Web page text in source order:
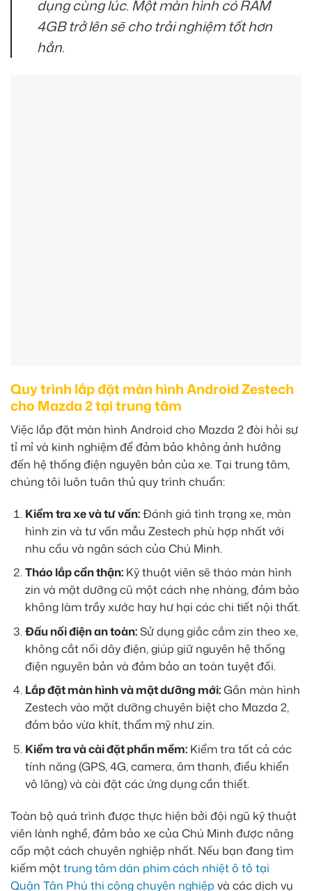
dụng cùng lúc. Một màn hình có RAM
4GB trở lên sẽ cho trải nghiệm tốt hơn
hẳn.
Quy trình lắp đặt màn hình Android Zestech
cho Mazda 2 tại trung tâm
Việc lắp đặt màn hình Android cho Mazda 2 đòi hỏi sự
tỉ mỉ và kinh nghiệm để đảm bảo không ảnh hưởng
đến hệ thống điện nguyên bản của xe. Tại trung tâm,
chúng tôi luôn tuân thủ quy trình chuẩn:
Kiểm tra xe và tư vấn:Đánh giá tình trạng xe, màn
hình zin và tư vấn mẫu Zestech phù hợp nhất với
nhu cầu và ngân sách của Chú Minh.
Tháo lắp cẩn thận:Kỹ thuật viên sẽ tháo màn hình
zin và mặt dưỡng cũ một cách nhẹ nhàng, đảm bảo
không làm trầy xước hay hư hại các chi tiết nội thất.
Đấu nối điện an toàn:Sử dụng giắc cắm zin theo xe,
không cắt nối dây điện, giúp giữ nguyên hệ thống
điện nguyên bản và đảm bảo an toàn tuyệt đối.
Lắp đặt màn hình và mặt dưỡng mới:Gắn màn hình
Zestech vào mặt dưỡng chuyên biệt cho Mazda 2,
đảm bảo vừa khít, thẩm mỹ như zin.
Kiểm tra và cài đặt phần mềm:Kiểm tra tất cả các
tính năng (GPS, 4G, camera, âm thanh, điều khiển
vô lăng) và cài đặt các ứng dụng cần thiết.
Toàn bộ quá trình được thực hiện bởi đội ngũ kỹ thuật
viên lành nghề, đảm bảo xe của Chú Minh được nâng
cấp một cách chuyên nghiệp nhất. Nếu bạn đang tìm
kiếm mộttrung tâm dán phim cách nhiệt ô tô tại
Quận Tân Phú thi công chuyên nghiệp và các dịch vụ